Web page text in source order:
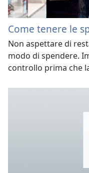
Come tenere le
Non aspettare di
modo di spendere.
controllo prima che